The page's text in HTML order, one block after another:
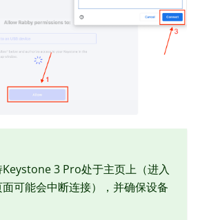
3 Pro处于主页上（进入
可能会中断连接），并确保设备